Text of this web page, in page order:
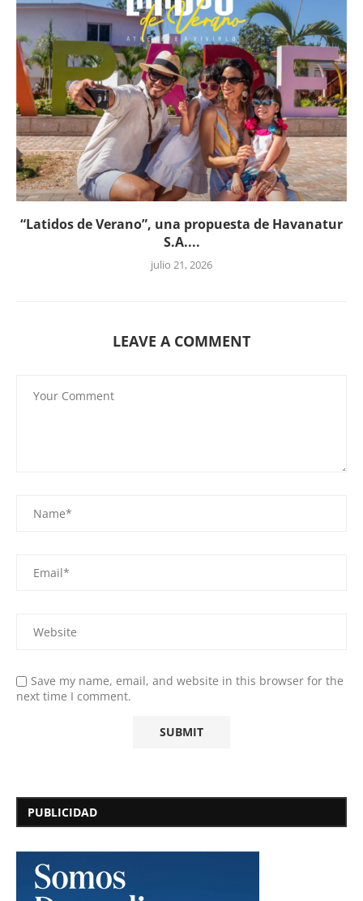
“Latidos de Verano”, una propuesta de Havanatur
S.A....
julio 21, 2026
LEAVE A COMMENT
Save my name, email, and website in this browser for the
next time I comment.
PUBLICIDAD